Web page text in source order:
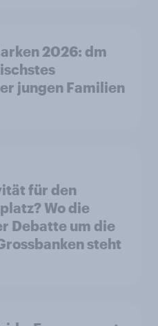
2026: dm
jungen Familien
für den
Wo die
Debatte um die
steht